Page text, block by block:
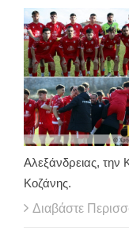
Αλεξάνδρειας, την
Κοζάνης.
Διαβάστε